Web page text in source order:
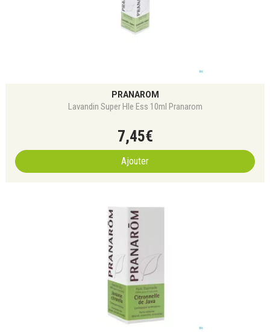
PRANAROM
Lavandin Super Hle Ess 10ml Pranarom
7,45€
Ajouter